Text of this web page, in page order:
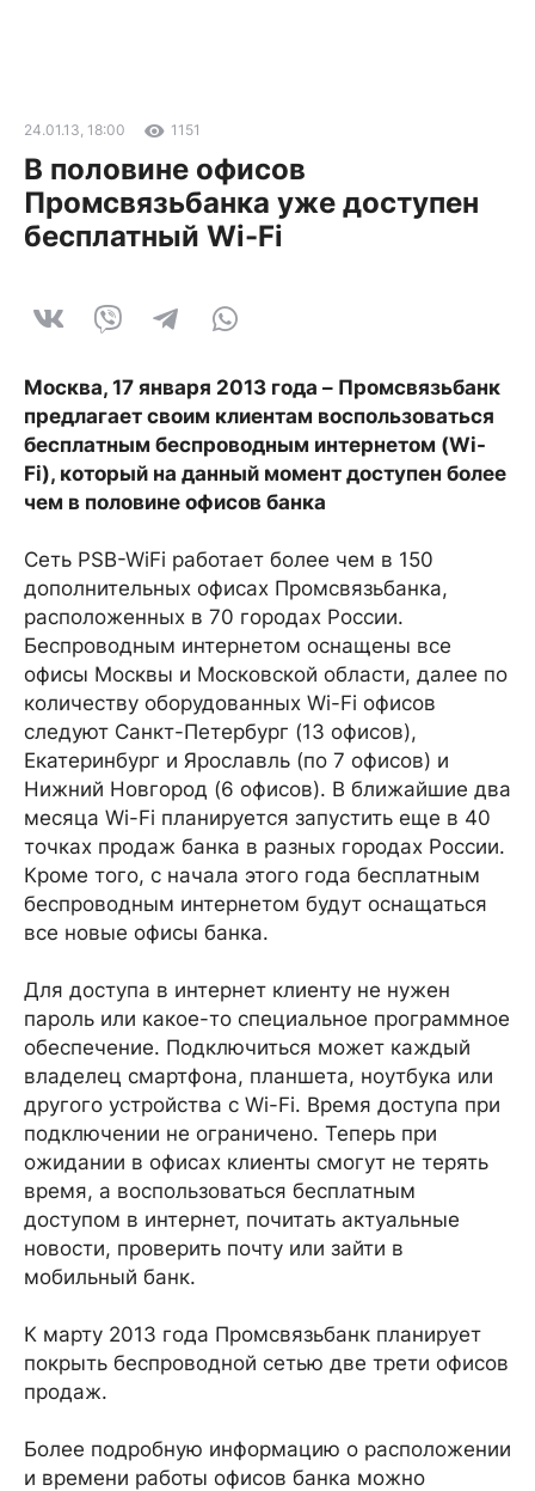
24.01.13, 18:00 1151
В половине офисов
Промсвязьбанка уже доступен
бесплатный Wi-Fi
Москва, 17 января 2013 года – Промсвязьбанк
предлагает своим клиентам воспользоваться
бесплатным беспроводным интернетом (Wi-
Fi), который на данный момент доступен более
чем в половине офисов банка
Сеть PSB-WiFi работает более чем в 150
дополнительных офисах Промсвязьбанка,
расположенных в 70 городах России.
Беспроводным интернетом оснащены все
офисы Москвы и Московской области, далее по
количеству оборудованных Wi-Fi офисов
следуют Санкт-Петербург (13 офисов),
Екатеринбург и Ярославль (по 7 офисов) и
Нижний Новгород (6 офисов). В ближайшие два
месяца Wi-Fi планируется запустить еще в 40
точках продаж банка в разных городах России.
Кроме того, с начала этого года бесплатным
беспроводным интернетом будут оснащаться
все новые офисы банка.
Для доступа в интернет клиенту не нужен
пароль или какое-то специальное программное
обеспечение. Подключиться может каждый
владелец смартфона, планшета, ноутбука или
другого устройства с Wi-Fi. Время доступа при
подключении не ограничено. Теперь при
ожидании в офисах клиенты смогут не терять
время, а воспользоваться бесплатным
доступом в интернет, почитать актуальные
новости, проверить почту или зайти в
мобильный банк.
К марту 2013 года Промсвязьбанк планирует
покрыть беспроводной сетью две трети офисов
продаж.
Более подробную информацию о расположении
и времени работы офисов банка можно